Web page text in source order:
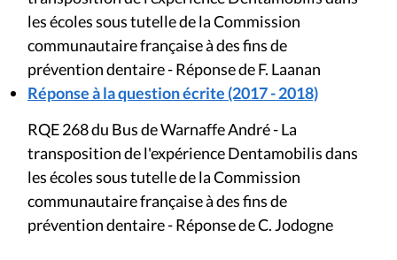
les écoles sous tutelle de la Commission
communautaire française à des fins de
prévention dentaire - Réponse de F. Laanan
Réponse à la question écrite (2017 - 2018)
RQE 268 du Bus de Warnaffe André - La
transposition de l'expérience Dentamobilis dans
les écoles sous tutelle de la Commission
communautaire française à des fins de
prévention dentaire - Réponse de C. Jodogne